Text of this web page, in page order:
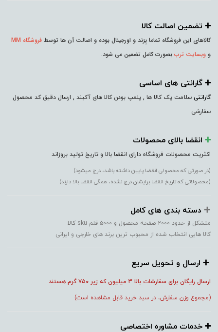
➕️ تضمین اصالت کالا
کالاهای این فروشگاه تماما بِرَند و اورجینال بوده و اصالت آن ها توسط فروشگاه MM
و وبسایت ترب بصورت کامل تضمین می شود.
➕️ گارانتی های اساسی
گارانتی سلامت پک کالا ها , پلمپ بودن کالا های آکبند , ارسال دقیق کد محصول
سفارشی
➕️ انقضا بالای محصولات
اکثریت محصولات فروشگاه دارای انقضا بالا و تاریخ تولید بروزاند
(در صورتی که محصولی انقضا پایین داشته باشد، درج میشود)
(محصولاتی که تاریخ انقضا برایشان درج نشده، همگی انقضا بالا دارند)
➕️ دسته بندی های کامل
متشکل از حدود ۲۰۰۰ صفحه محصول و ۵۰۰۰ قلم sku کالا
کالا هایی انتخاب شده از محبوب ترین برند های خارجی و ایرانی
➕️ ارسال و تحویل سریع
ارسال رایگان برای سفارشات بالا 3 میلیون که زیر ۷۵۰ گرم هستند
(مجموع وزن سفارش، در سبد خرید قابل مشاهده است)
➕️ خدمات مشاوره اختصاصی